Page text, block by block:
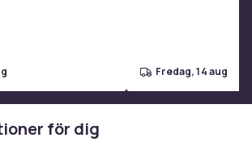
b9c2-92ed1176fcde
fredag, 14 aug
för dig